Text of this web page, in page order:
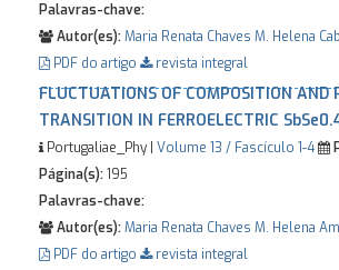
Palavras-chave:
Autor(es):Maria Renata Chaves M. Helena
PDF do artigo
revista integral
FLUCTUATIONS OF COMPOSITION AND
TRANSITION IN FERROELECTRIC
Portugaliae_Phy | Volume 13 / Fascículo 1-4
Página(s):195
Palavras-chave:
Autor(es):Maria Renata Chaves M. Helena
PDF do artigo
revista integral